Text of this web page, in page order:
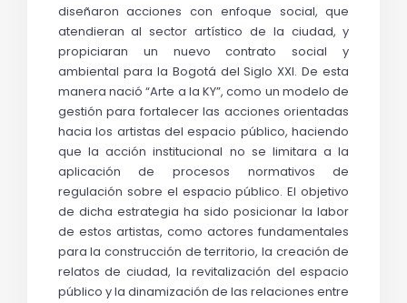
diseñaron acciones con enfoque social, que
atendieran al sector artístico de la ciudad, y
propiciaran un nuevo contrato social y
ambiental para la Bogotá del Siglo XXI. De esta
manera nació “Arte a la KY”, como un modelo de
gestión para fortalecer las acciones orientadas
hacia los artistas del espacio público, haciendo
que la acción institucional no se limitara a la
aplicación de procesos normativos de
regulación sobre el espacio público. El objetivo
de dicha estrategia ha sido posicionar la labor
de estos artistas, como actores fundamentales
para la construcción de territorio, la creación de
relatos de ciudad, la revitalización del espacio
público y la dinamización de las relaciones entre